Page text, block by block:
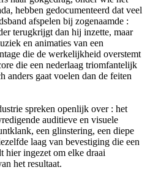
hebben gedocumenteerd dat veel
afspelen bij zogenaamde :
terugkrijgt dan hij inzette, maar
en animaties van een
die de werkelijkheid overstemt
die een nederlaag triomfantelijk
anders gaat voelen dan de feiten
spreken openlijk over : het
auditieve en visuele
een glinstering, een diepe
laag van bevestiging die een
hier ingezet om elke draai
het resultaat.